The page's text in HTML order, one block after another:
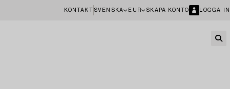
KONTAKT SVENSKA EUR SKAPA KONTO LOGGA IN